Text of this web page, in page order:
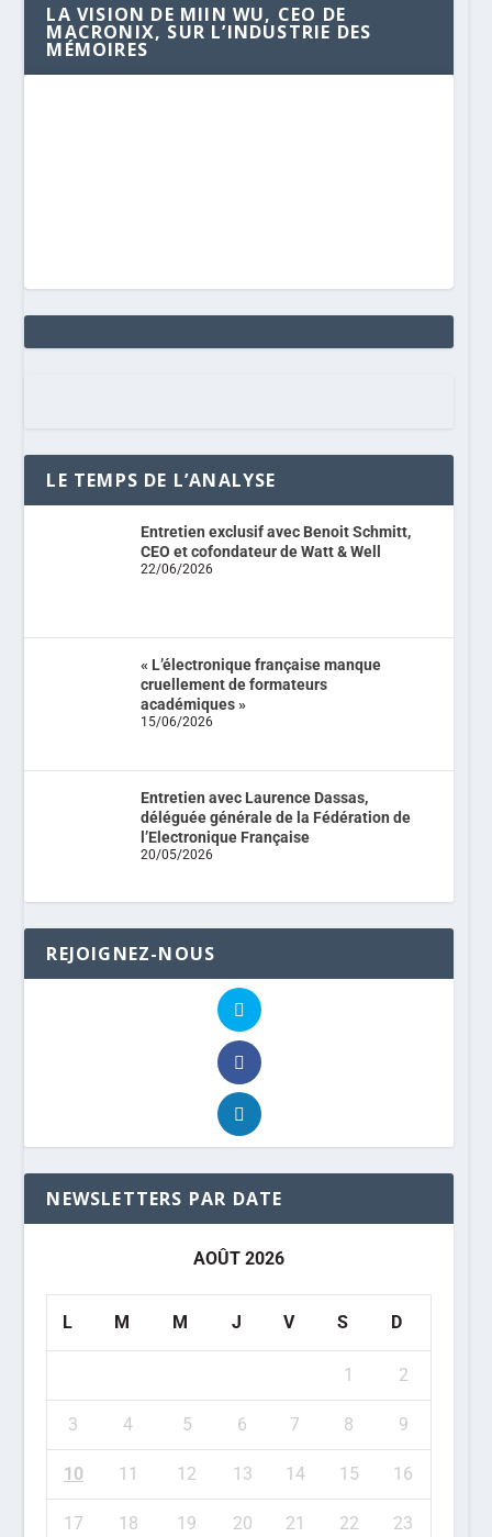
LA VISION DE MIIN WU, CEO DE
MACRONIX, SUR L’INDUSTRIE DES
MÉMOIRES
LE TEMPS DE L’ANALYSE
Entretien exclusif avec Benoit Schmitt,
CEO et cofondateur de Watt & Well
22/06/2026
« L’électronique française manque
cruellement de formateurs
académiques »
15/06/2026
Entretien avec Laurence Dassas,
déléguée générale de la Fédération de
l’Electronique Française
20/05/2026
REJOIGNEZ-NOUS
NEWSLETTERS PAR DATE
AOÛT 2026
L M M J V S D
1 2
3 4 5 6 7 8 9
10 11 12 13 14 15 16
17 18 19 20 21 22 23